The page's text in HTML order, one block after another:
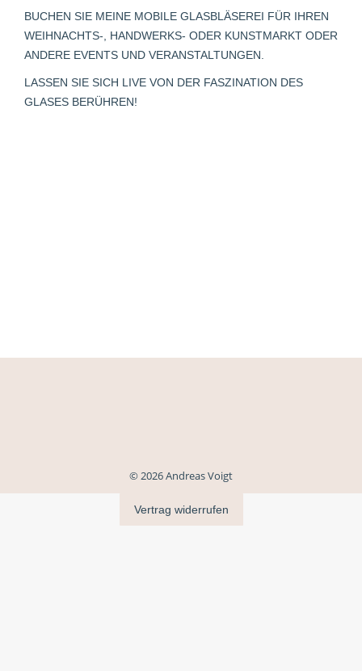
in
new
window
in
new
window
in
new
window
opens
in
new
in
new
window
BUCHEN SIE MEINE MOBILE GLASBLÄSEREI FÜR IHREN
WEIHNACHTS-, HANDWERKS- ODER KUNSTMARKT ODER
ANDERE EVENTS UND VERANSTALTUNGEN.
LASSEN SIE SICH LIVE VON DER FASZINATION DES
GLASES BERÜHREN!
© 2026 Andreas Voigt
Vertrag widerrufen